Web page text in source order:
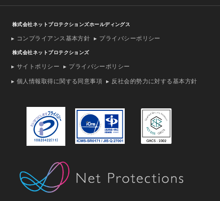
株式会社ネットプロテクションズホールディングス
コンプライアンス基本方針 プライバシーポリシー
株式会社ネットプロテクションズ
サイトポリシー プライバシーポリシー
個人情報取得に関する同意事項 反社会的勢力に対する基本方針